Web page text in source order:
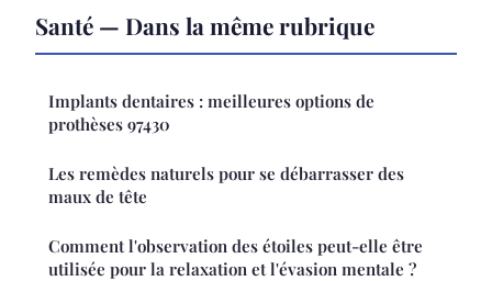
Santé — Dans la même rubrique
Implants dentaires : meilleures options de
prothèses 97430
Les remèdes naturels pour se débarrasser des
maux de tête
Comment l'observation des étoiles peut-elle être
utilisée pour la relaxation et l'évasion mentale ?